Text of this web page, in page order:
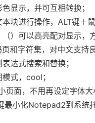
显示，并可互相转换；
块进行操作，ALT键＋鼠
）可以高亮配对显示，
和字符集，对中文支持良
达式搜索和替换；
式，cool；
页面，不用再设定字体大
最小化Notepad2到系统